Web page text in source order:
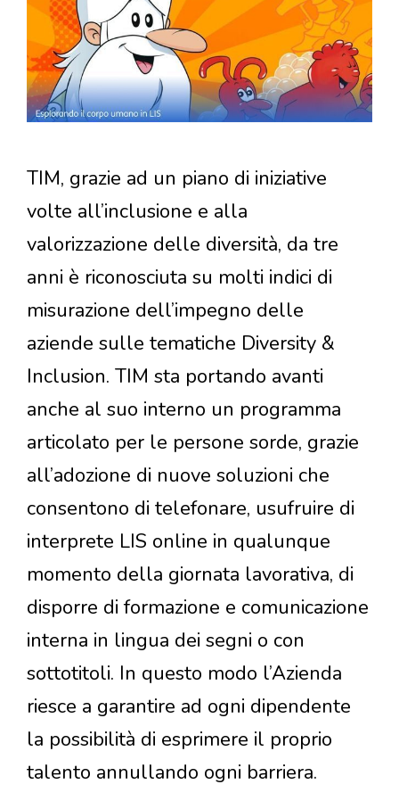
TIM, grazie ad un piano di iniziative
volte all’inclusione e alla
valorizzazione delle diversità, da tre
anni è riconosciuta su molti indici di
misurazione dell’impegno delle
aziende sulle tematiche Diversity &
Inclusion. TIM sta portando avanti
anche al suo interno un programma
articolato per le persone sorde, grazie
all’adozione di nuove soluzioni che
consentono di telefonare, usufruire di
interprete LIS online in qualunque
momento della giornata lavorativa, di
disporre di formazione e comunicazione
interna in lingua dei segni o con
sottotitoli. In questo modo l’Azienda
riesce a garantire ad ogni dipendente
la possibilità di esprimere il proprio
talento annullando ogni barriera.